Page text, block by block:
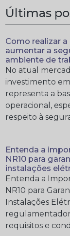
Últimas
Como realizar a
aumentar a
ambiente de
No atual
investimento
representa a
operacional,
respeito à
Entenda a
NR10 para
instalações
Entenda a
NR10 para
Instalações
requisitos e